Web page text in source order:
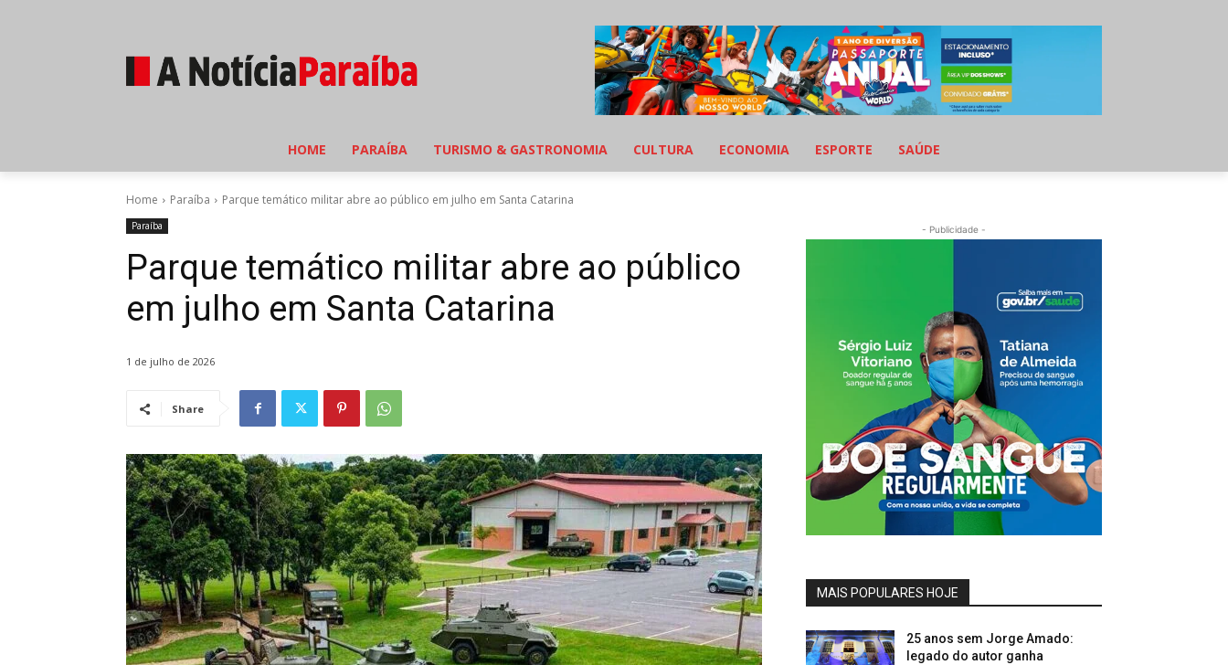
HOME PARAÍBA TURISMO & GASTRONOMIA CULTURA ECONOMIA ESPORTE SAÚDE
Home Paraíba Parque temático militar abre ao público em julho em Santa Catarina
Paraíba
Parque temático militar abre ao público
em julho em Santa Catarina
1 de julho de 2026
Share
- Publicidade -
MAIS POPULARES HOJE
25 anos sem Jorge Amado:
legado do autor ganha